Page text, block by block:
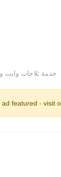
خدمة ثلاجات وايت ويل
ad featured - visit